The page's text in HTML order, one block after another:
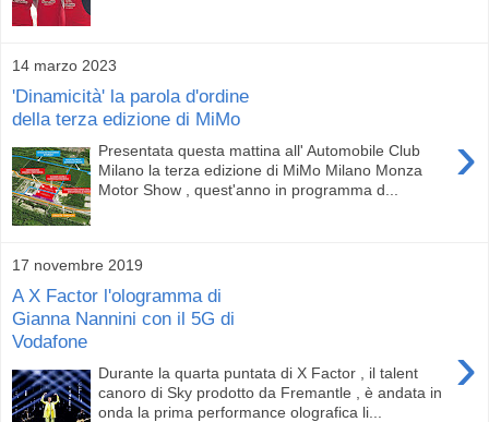
14 marzo 2023
'Dinamicità' la parola d'ordine
della terza edizione di MiMo
›
Presentata questa mattina all' Automobile Club
Milano la terza edizione di MiMo Milano Monza
Motor Show , quest'anno in programma d...
17 novembre 2019
A X Factor l'ologramma di
Gianna Nannini con il 5G di
Vodafone
›
Durante la quarta puntata di X Factor , il talent
canoro di Sky prodotto da Fremantle , è andata in
onda la prima performance olografica li...